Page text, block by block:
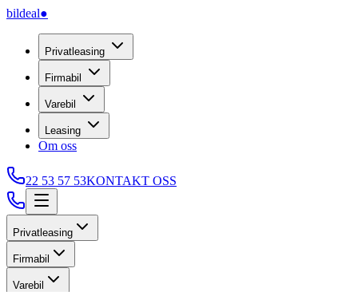
bildeal●
Privatleasing
Firmabil
Varebil
Leasing
Om oss
22 53 57 53KONTAKT OSS
Privatleasing
Firmabil
Varebil